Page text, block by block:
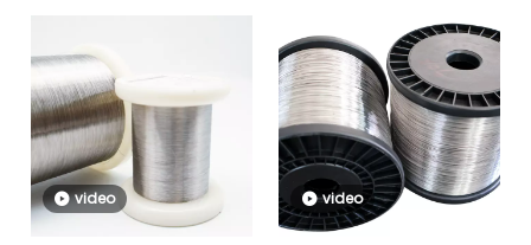
video video